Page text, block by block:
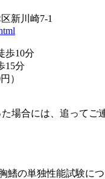
新川崎7-1
歩10分
分
）
合には、追ってご連
の単独性能試験につ